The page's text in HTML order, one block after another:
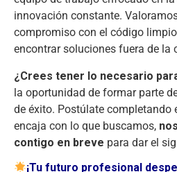
innovación constante.
compromiso con el código
encontrar soluciones fuera de la
¿Crees tener lo necesario
la oportunidad de formar parte
de éxito. Postúlate completando
encaja con lo que buscamos,
contigo en breve para dar el
¡Tu futuro profesional